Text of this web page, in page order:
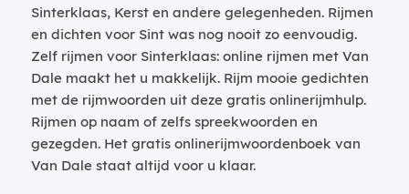
Sinterklaas, Kerst en andere gelegenheden. Rijmen
en dichten voor Sint was nog nooit zo eenvoudig.
Zelf rijmen voor Sinterklaas: online rijmen met Van
Dale maakt het u makkelijk. Rijm mooie gedichten
met de rijmwoorden uit deze gratis onlinerijmhulp.
Rijmen op naam of zelfs spreekwoorden en
gezegden. Het gratis onlinerijmwoordenboek van
Van Dale staat altijd voor u klaar.